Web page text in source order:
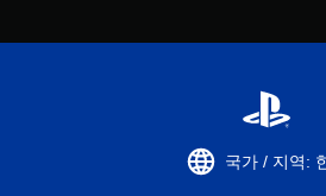
국가 / 지역: